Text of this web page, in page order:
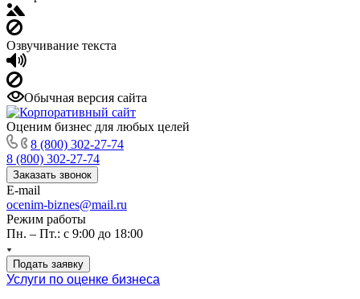
Озвучивание текста
Обычная версия сайта
Оценим бизнес для любых целей
8 (800) 302-27-74
8 (800) 302-27-74
Заказать звонок
E-mail
ocenim-biznes@mail.ru
Режим работы
Пн. – Пт.: с 9:00 до 18:00
Подать заявку
Услуги по оценке бизнеса